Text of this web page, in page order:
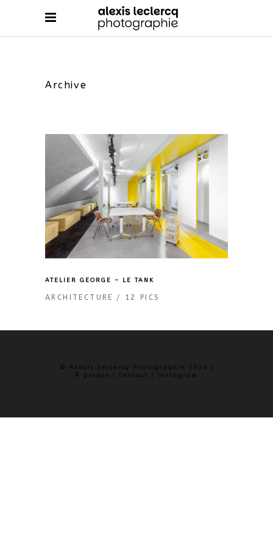
Archive
ATELIER GEORGE – LE TANK
ARCHITECTURE 12 PICS
© Alexis Leclercq Photographie 2026 |
À propos
Contact Instagram